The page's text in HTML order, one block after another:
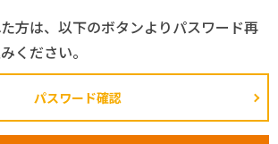
方は、以下のボタンよりパスワード再
ください。
パスワード確認